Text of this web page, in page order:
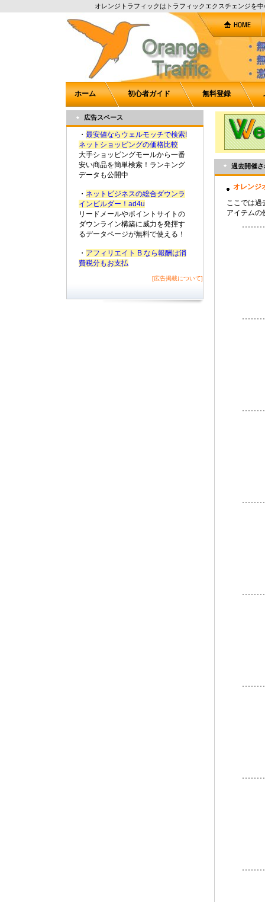
オレンジトラフィックはトラフィックエクスチェンジを
ホーム 初心者ガイド 無料登録
広告スペース
・ 最安値ならウェルモッチで検索!
ネットショッピングの価格比較
大手ショッピングモールから一番
安い商品を簡単検索！ランキング
データも公開中
・ ネットビジネスの総合ダウンラ
インビルダー！ad4u
リードメールやポイントサイトの
ダウンライン構築に威力を発揮す
るデータページが無料で使える！
・ アフィリエイト B なら報酬は消
費税分もお支払
[広告掲載について]
過去開催
オレンジ
ここでは過
アイテムの